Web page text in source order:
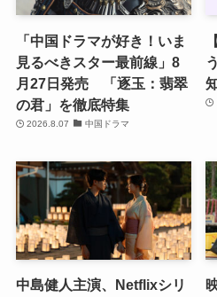
「中国ドラマが好き！いま
見るべきスター最前線」8
月27日発売 「逐玉：翡翠
の君」を徹底特集
2026.8.07 中国ドラマ
中島健人主演、Netflixシリ